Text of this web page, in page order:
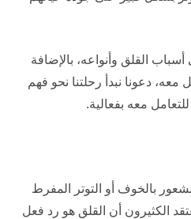
القلق وأنواعه، بالإضافة
معه، دعونا نبدأ رحلتنا نحو فهم
معه بفعالية.
بالخوف أو التوتر المفرط
الكثيرون أن القلق هو رد فعل